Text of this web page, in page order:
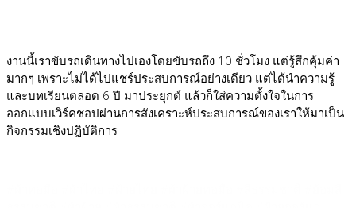
งานนี้เราขับรถเดินทางไปเองโดยขับรถถึง 10 ชั่วโมง แต่รู้สึกคุ้มค่า
มากๆ เพราะไม่ได้ไปแชร์ประสบการณ์อย่างเดียว แต่ได้นำความรู้
และบทเรียนตลอด 6 ปี มาประยุกต์ แล้วก็ใส่ความตั้งใจในการ
ออกแบบเวิร์คชอปผ่านการสังเคราะห์ประสบการณ์ของเราให้มาเป็น
กิจกรรมเชิงปฎิบัติการ